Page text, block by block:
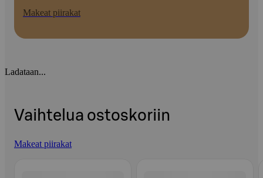
Makeat piirakat
Ladataan...
Vaihtelua ostoskoriin
Makeat piirakat